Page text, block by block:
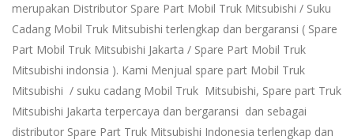
merupakan Distributor Spare Part Mobil Truk Mitsubishi / Suku
Cadang Mobil Truk Mitsubishi terlengkap dan bergaransi ( Spare
Part Mobil Truk Mitsubishi Jakarta / Spare Part Mobil Truk
Mitsubishi indonsia ). Kami Menjual spare part Mobil Truk
Mitsubishi / suku cadang Mobil Truk Mitsubishi, Spare part Truk
Mitsubishi Jakarta terpercaya dan bergaransi dan sebagai
distributor Spare Part Truk Mitsubishi Indonesia terlengkap dan